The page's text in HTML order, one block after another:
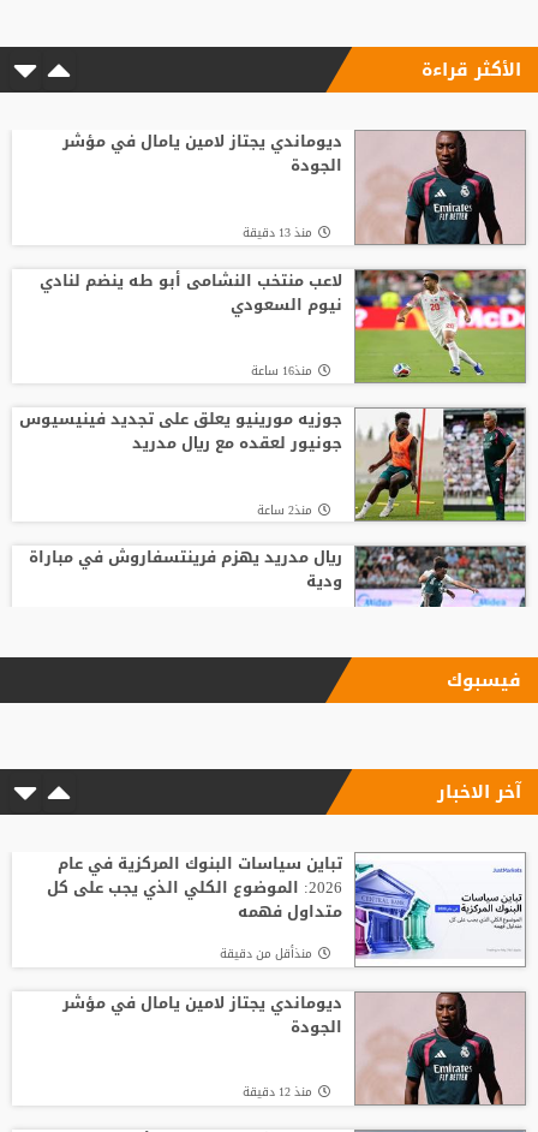
الأكثر قراءة
ديوماندي يجتاز لامين يامال في مؤشر
الجودة
منذ 13 دقيقة
لاعب منتخب النشامى أبو طه ينضم لنادي
نيوم السعودي
منذ16 ساعة
جوزيه مورينيو يعلق على تجديد فينيسيوس
جونيور لعقده مع ريال مدريد
منذ2 ساعة
ريال مدريد يهزم فرينتسفاروش في مباراة
ودية
ليفربول يحسم صفقة أراخو لاعب برشلونة
على أزمة ألفاريز
منذ18 ساعة
باريس سان جيرمان يتوصل إلى اتفاق مع
فيران توريس
لوكا زيدان يودع غرناطة ويوقع لناد إسباني
فيسبوك
آخر الاخبار
تباين سياسات البنوك المركزية في عام
2026: الموضوع الكلي الذي يجب على كل
متداول فهمه
منذأقل من دقيقة
ديوماندي يجتاز لامين يامال في مؤشر
الجودة
منذ 12 دقيقة